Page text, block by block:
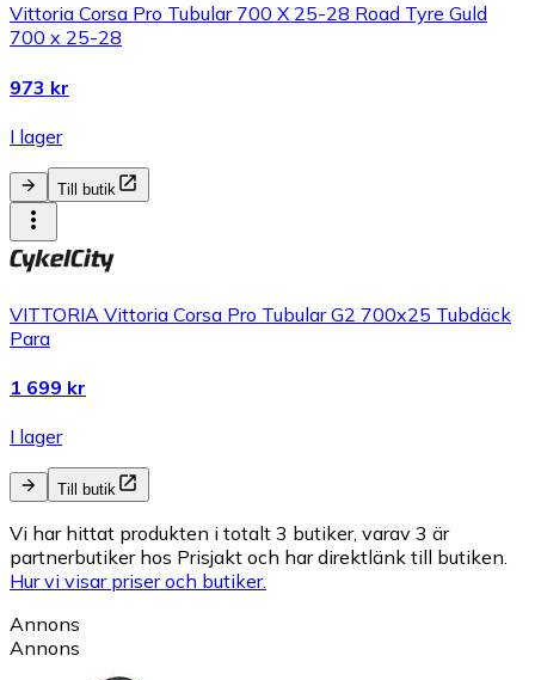
Vittoria Corsa Pro Tubular 700 X 25-28 Road Tyre Guld
700 x 25-28
973 kr
I lager
Till butik
VITTORIA Vittoria Corsa Pro Tubular G2 700x25 Tubdäck
Para
1 699 kr
I lager
Till butik
Vi har hittat produkten i totalt 3 butiker, varav 3 är
partnerbutiker hos Prisjakt och har direktlänk till butiken.
Hur vi visar priser och butiker.
Annons
Annons